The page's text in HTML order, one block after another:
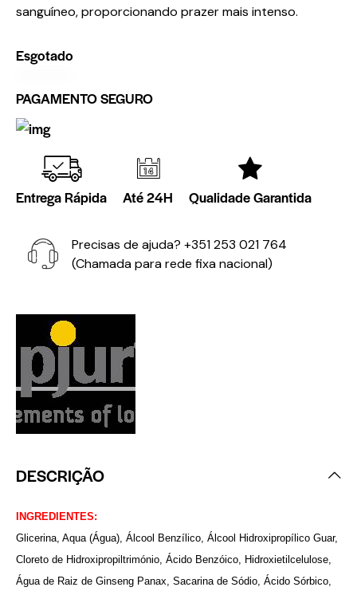
sanguíneo, proporcionando prazer mais intenso.
Esgotado
PAGAMENTO SEGURO
Entrega Rápida Até 24H Qualidade Garantida
Precisas de ajuda? +351 253 021 764
(Chamada para rede fixa nacional)
DESCRIÇÃO
INGREDIENTES:
Glicerina, Aqua (Água), Álcool Benzílico, Álcool Hidroxipropílico Guar,
Cloreto de Hidroxipropiltrimónio, Ácido Benzóico, Hidroxietilcelulose,
Água de Raiz de Ginseng Panax, Sacarina de Sódio, Ácido Sórbico,